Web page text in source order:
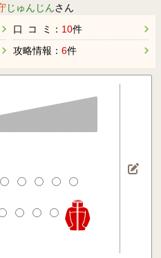
じゅんじんさん
口 コ ミ： 10件
攻略情報： 6件